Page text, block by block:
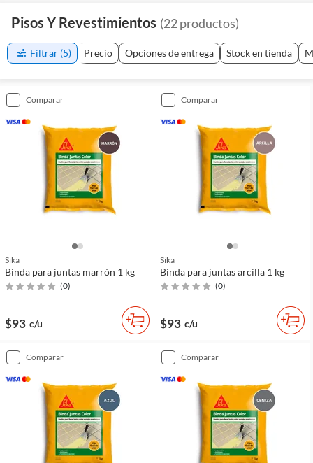
Pisos Y Revestimientos (22productos)
Filtrar (5) Precio Opciones de entrega Stock en tienda
comparar
Sika
Binda para juntas marrón 1 kg
(0)
$93 c/u
comparar
Sika
Binda para juntas arcilla 1 kg
(0)
$93 c/u
comparar comparar